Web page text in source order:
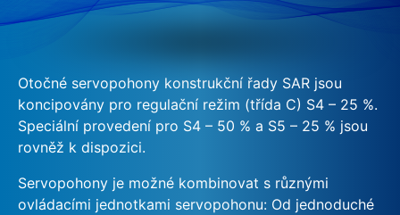
Otočné servopohony konstrukční řady SAR jsou
koncipovány pro regulační režim (třída C) S4 – 25 %.
Speciální provedení pro S4 – 50 % a S5 – 25 % jsou
rovněž k dispozici.
Servopohony je možné kombinovat s různými
ovládacími jednotkami servopohonu: Od jednoduché